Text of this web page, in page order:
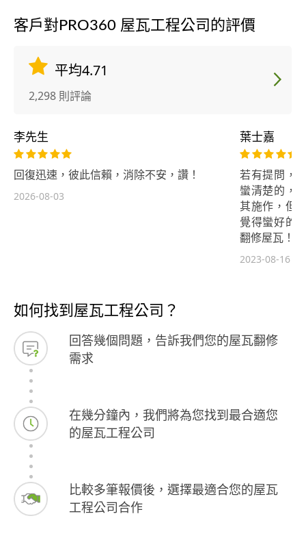
客戶對PRO360 屋瓦工程公司的評價
平均4.71
2,298 則評論
李先生
回復迅速，彼此信賴，消除不安，讚！
2026-08-03
葉士嘉
若有提問，
蠻清楚的，
其施作，但
覺得蠻好的
翻修屋瓦！
2023-08-16
如何找到屋瓦工程公司？
回答幾個問題，告訴我們您的屋瓦翻修
需求
在幾分鐘內，我們將為您找到最合適您
的屋瓦工程公司
比較多筆報價後，選擇最適合您的屋瓦
工程公司合作